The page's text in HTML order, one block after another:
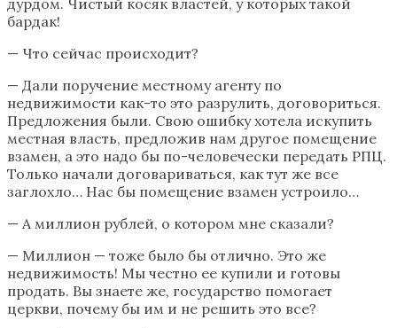
бардак!
— Что сейчас происходит?
— Дали поручение местному агенту по
недвижимости как-то это разрулить, договориться.
Предложения были. Свою ошибку хотела искупить
местная власть, предложив нам другое помещение
взамен, а это надо бы по-человечески передать РПЦ.
Только начали договариваться, как тут же все
заглохло… Нас бы помещение взамен устроило…
— А миллион рублей, о котором мне сказали?
— Миллион — тоже было бы отлично. Это же
недвижимость! Мы честно ее купили и готовы
продать. Вы знаете же, государство помогает
церкви, почему бы им и не решить это все?